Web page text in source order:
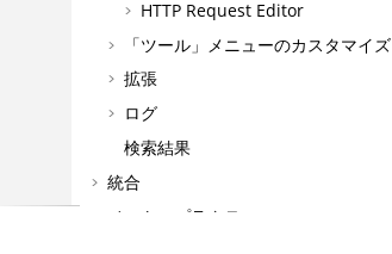
HTTP Request Editor
「ツール」メニューのカスタマイズ
拡張
ログ
検索結果
統合
ベスト・プラクティス